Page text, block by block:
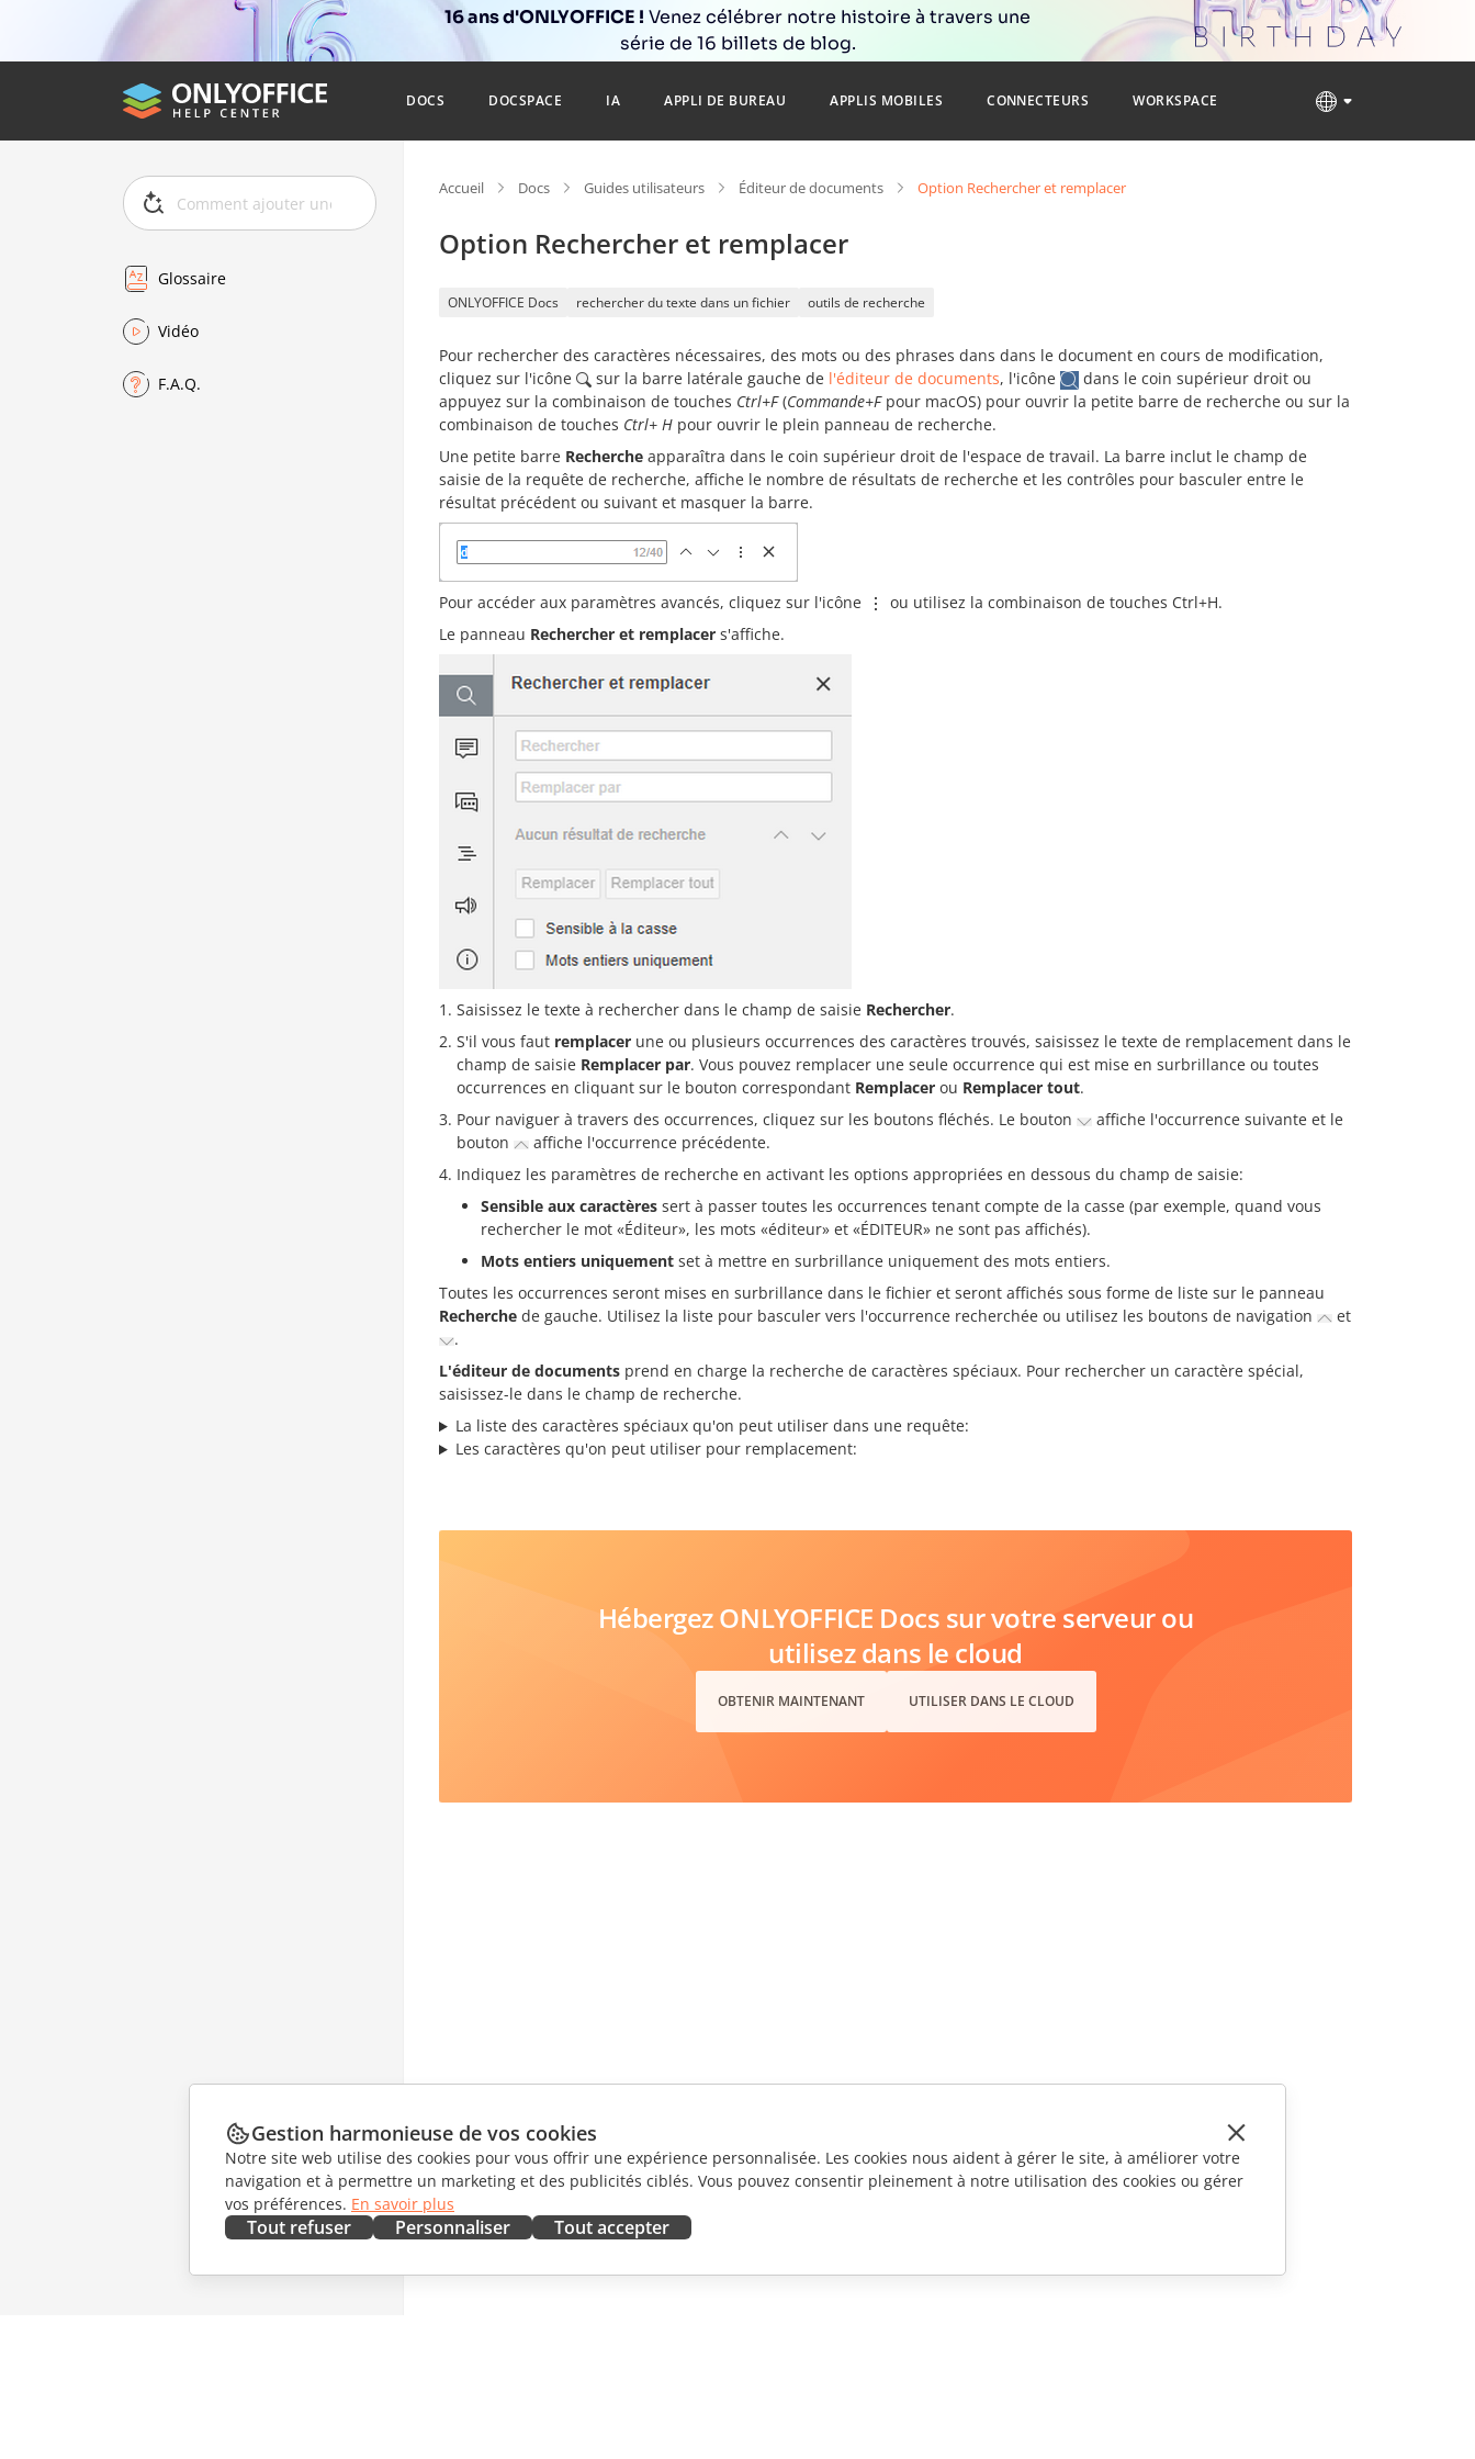
16 ans d'ONLYOFFICE ! Venez célébrer notre histoire à travers une
série de 16 billets de blog.
DOCS DOCSPACE IA APPLI DE BUREAU APPLIS MOBILES CONNECTEURS WORKSPACE
Glossaire
Vidéo
F.A.Q.
Accueil Docs Guides utilisateurs Éditeur de documents Option Rechercher et remplacer
Option Rechercher et remplacer
ONLYOFFICE Docs rechercher du texte dans un fichier outils de recherche
Pour rechercher des caractères nécessaires, des mots ou des phrases dans dans le document en cours de modification,
cliquez sur l'icône
sur la barre latérale gauche de l'éditeur de documents, l'icône
dans le coin supérieur droit ou
appuyez sur la combinaison de touches Ctrl+F(Commande+Fpour macOS) pour ouvrir la petite barre de recherche ou sur la
combinaison de touches Ctrl+ H pour ouvrir le plein panneau de recherche.
Une petite barre Recherche apparaîtra dans le coin supérieur droit de l'espace de travail. La barre inclut le champ de
saisie de la requête de recherche, affiche le nombre de résultats de recherche et les contrôles pour basculer entre le
résultat précédent ou suivant et masquer la barre.
Pour accéder aux paramètres avancés, cliquez sur l'icône
ou utilisez la combinaison de touches Ctrl+H.
Le panneau Rechercher et remplacer s'affiche.
Saisissez le texte à rechercher dans le champ de saisie Rechercher.
S'il vous faut remplacer une ou plusieurs occurrences des caractères trouvés, saisissez le texte de remplacement dans le
champ de saisie Remplacer par. Vous pouvez remplacer une seule occurrence qui est mise en surbrillance ou toutes
occurrences en cliquant sur le bouton correspondant Remplacer ou Remplacer tout.
Pour naviguer à travers des occurrences, cliquez sur les boutons fléchés. Le bouton
affiche l'occurrence suivante et le
bouton
affiche l'occurrence précédente.
Indiquez les paramètres de recherche en activant les options appropriées en dessous du champ de saisie:
Sensible aux caractères sert à passer toutes les occurrences tenant compte de la casse (par exemple, quand vous
rechercher le mot «Éditeur», les mots «éditeur» et «ÉDITEUR» ne sont pas affichés).
Mots entiers uniquement set à mettre en surbrillance uniquement des mots entiers.
Toutes les occurrences seront mises en surbrillance dans le fichier et seront affichés sous forme de liste sur le panneau
Recherche de gauche. Utilisez la liste pour basculer vers l'occurrence recherchée ou utilisez les boutons de navigation
et
.
L'éditeur de documents prend en charge la recherche de caractères spéciaux. Pour rechercher un caractère spécial,
saisissez-le dans le champ de recherche.
La liste des caractères spéciaux qu'on peut utiliser dans une requête:
Les caractères qu'on peut utiliser pour remplacement:
Hébergez ONLYOFFICE Docs sur votre serveur ou
utilisez dans le cloud
OBTENIR MAINTENANT UTILISER DANS LE CLOUD
Gestion harmonieuse de vos cookies
Notre site web utilise des cookies pour vous offrir une expérience personnalisée. Les cookies nous aident à gérer le site, à améliorer votre
navigation et à permettre un marketing et des publicités ciblés. Vous pouvez consentir pleinement à notre utilisation des cookies ou gérer
vos préférences. En savoir plus
Tout refuser Personnaliser Tout accepter